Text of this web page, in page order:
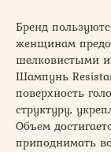
Бренд
женщинам
шелковистыми
Шампунь
поверхность
структуру,
Объем
приподнимать